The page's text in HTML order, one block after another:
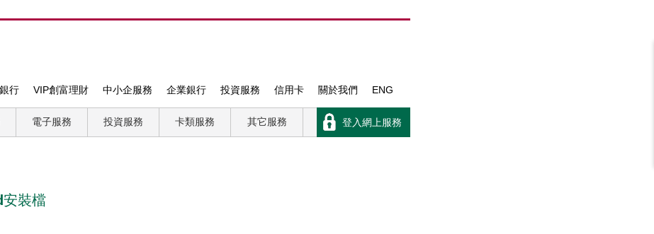
行 VIP創富理財 中小企服務 企業銀行 投資服務 信用卡 關於我們 ENG
電子服務 投資服務 卡類服務 其它服務 登入網上服務
裝檔